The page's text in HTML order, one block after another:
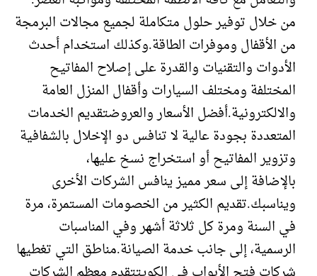
من خلال توفير حلول متكاملة لجميع مجالات البرمجة
من الأقفال وموفرات الطاقة.وكذلك استخدام أحدث
الأدوات والتقنيات والقدرة على إصلاح المفاتيح
المختلفة ومختلف السيارات وأقفال المنزل العامة
والالكترونية.أفضل الأسعار والعروضتقديم الخدمات
المتعددة بجودة عالية لا تنافس دو الإخلال بالشفافية
وتزوير المفاتيح أو استخراج نسخ عليها،
بالإضافة إلى سعر مميز ينافس الشركات الأخرى
ويناسبك.تقديم الكثير من الخصومات المستمرة، مرة
في السنة ومرة كل ثلاثة أشهر وفي المناسبات
الرسمية، إلى جانب خدمة الصيانة.مناطق التي تغطيها